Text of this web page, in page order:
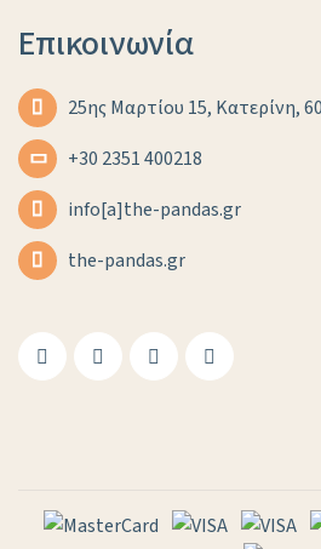
Επικοινωνία
25ης Μαρτίου 15, Κατερίνη,
+30 2351 400218
info[a]the-pandas.gr
the-pandas.gr